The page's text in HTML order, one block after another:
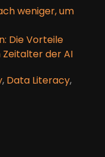
weniger, um
Die Vorteile
der AI
, Data Literacy,